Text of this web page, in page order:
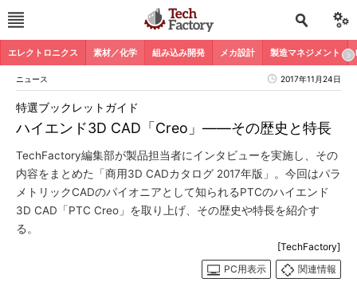
エレクトロニクス 素材／化学 組み込み開発 メカ設計 製造マネジメント
ニュース 2017年11月24日
ハイエンド3D CAD「Creo」――その歴史と特長
特選ブックレットガイド
TechFactory編集部が製品担当者にインタビューを実施し、その
内容をまとめた「商用3D CADカタログ 2017年版」。今回はパラ
メトリックCADのパイオニアとして知られるPTCのハイエンド
3D CAD「PTC Creo」を取り上げ、その歴史や特長を紹介す
る。
[TechFactory]
PC用表示
関連情報